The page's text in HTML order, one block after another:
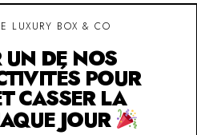
LUXURY BOX & CO
UN DE NOS
POUR
CASSER LA
JOUR